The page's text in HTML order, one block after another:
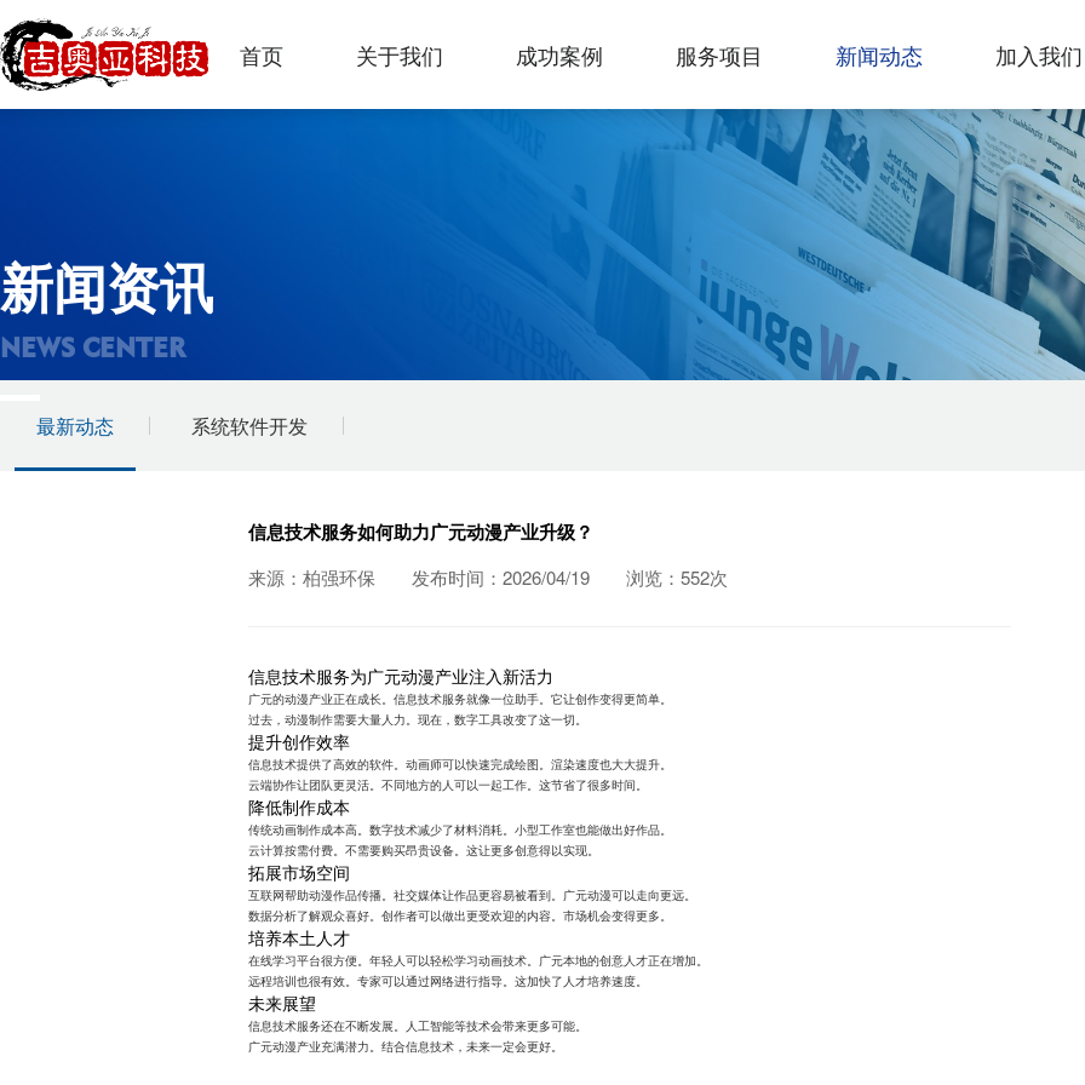
首页 关于我们 成功案例 服务项目 新闻动态 加入我们
新闻资讯
NEWS CENTER
最新动态 系统软件开发
信息技术服务如何助力广元动漫产业升级？
来源：柏强环保 发布时间：2026/04/19 浏览：552次
信息技术服务为广元动漫产业注入新活力
广元的动漫产业正在成长。信息技术服务就像一位助手。它让创作变得更简单。
过去，动漫制作需要大量人力。现在，数字工具改变了这一切。
提升创作效率
信息技术提供了高效的软件。动画师可以快速完成绘图。渲染速度也大大提升。
云端协作让团队更灵活。不同地方的人可以一起工作。这节省了很多时间。
降低制作成本
传统动画制作成本高。数字技术减少了材料消耗。小型工作室也能做出好作品。
云计算按需付费。不需要购买昂贵设备。这让更多创意得以实现。
拓展市场空间
互联网帮助动漫作品传播。社交媒体让作品更容易被看到。广元动漫可以走向更远。
数据分析了解观众喜好。创作者可以做出更受欢迎的内容。市场机会变得更多。
培养本土人才
在线学习平台很方便。年轻人可以轻松学习动画技术。广元本地的创意人才正在增加。
远程培训也很有效。专家可以通过网络进行指导。这加快了人才培养速度。
未来展望
信息技术服务还在不断发展。人工智能等技术会带来更多可能。
广元动漫产业充满潜力。结合信息技术，未来一定会更好。